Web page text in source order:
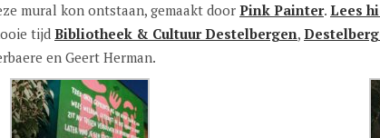
mural kon ontstaan, gemaakt door Pink Painter. Lees
tijd Bibliotheek & Cultuur Destelbergen,
en Geert Herman.